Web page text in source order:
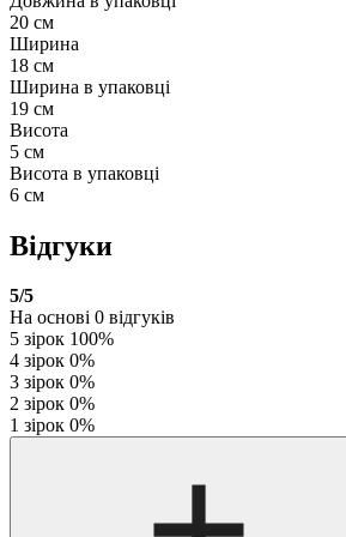
20 см
Ширина
18 см
Ширина в упаковці
19 см
Висота
5 см
Висота в упаковці
6 см
Відгуки
5/5
На основі 0 відгуків
5 зірок 100%
4 зірок 0%
3 зірок 0%
2 зірок 0%
1 зірок 0%